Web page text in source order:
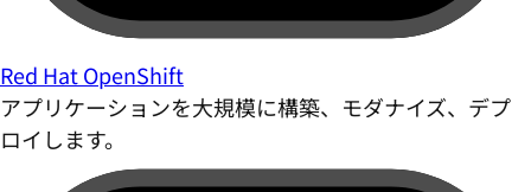
Red Hat OpenShift
アプリケーションを大規模に構築、モダナイズ、デプ
ロイします。